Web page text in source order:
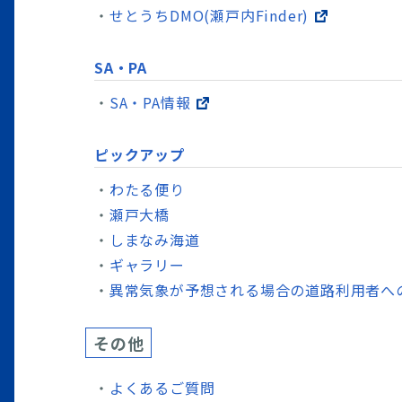
せとうちDMO(瀬戸内Finder)
SA・PA
SA・PA情報
ピックアップ
わたる便り
瀬戸大橋
しまなみ海道
ギャラリー
異常気象が予想される場合の道路利用者へ
その他
よくあるご質問